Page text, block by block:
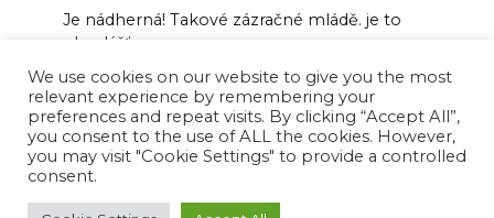
Je nádherná! Takové zázračné mládě. je to
obzvlášť
0 157
© 2026 Happy News Feed
We use cookies on our website to give you the most
relevant experience by remembering your
preferences and repeat visits. By clicking “Accept All”,
you consent to the use of ALL the cookies. However,
you may visit "Cookie Settings" to provide a controlled
consent.